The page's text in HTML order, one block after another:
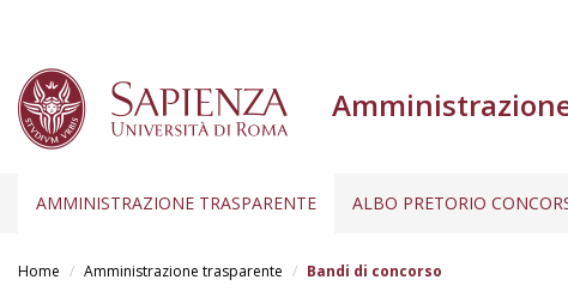
AMMINISTRAZIONE TRASPARENTE ALBO PRETORIO
Home Amministrazione trasparente Bandi di concorso